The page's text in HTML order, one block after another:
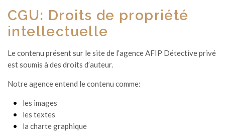
CGU: Droits de propriété
intellectuelle
Le contenu présent sur le site de l’agence AFIP Détective privé
est soumis à des droits d’auteur.
Notre agence entend le contenu comme:
les images
les textes
la charte graphique